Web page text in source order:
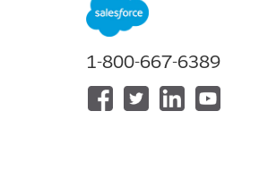
進
從流
針
請
1-800-667-6389